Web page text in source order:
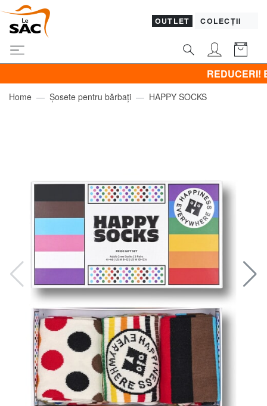
OUTLET COLECȚII
REDUCERI!
Home Șosete pentru bărbați HAPPY SOCKS